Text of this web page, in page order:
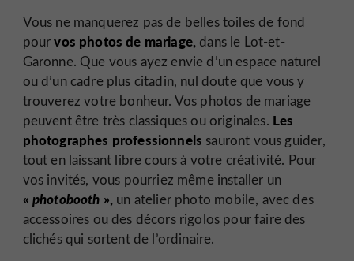
Vous ne manquerez pas de belles toiles de fond
pourvos photos de mariage, dans le Lot-et-
Garonne. Que vous ayez envie d’un espace naturel
ou d’un cadre plus citadin, nul doute que vous y
trouverez votre bonheur. Vos photos de mariage
peuvent être très classiques ou originales. Les
photographes professionnels sauront vous guider,
tout en laissant libre cours à votre créativité. Pour
vos invités, vous pourriez même installer un
« photobooth », un atelier photo mobile, avec des
accessoires ou des décors rigolos pour faire des
clichés qui sortent de l’ordinaire.